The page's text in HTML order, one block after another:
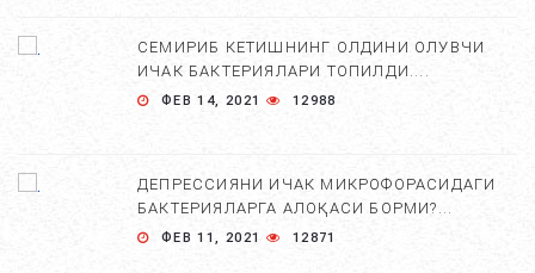
СЕМИРИБ КЕТИШНИНГ ОЛДИНИ ОЛУВЧИ
ИЧАК БАКТЕРИЯЛАРИ ТОПИЛДИ....
ФЕВ 14, 2021 12988
ДЕПРЕССИЯНИ ИЧАК МИКРОФОРАСИДАГИ
БАКТЕРИЯЛАРГА АЛОҚАСИ БОРМИ?...
ФЕВ 11, 2021 12871